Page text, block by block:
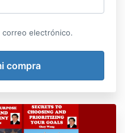
correo electrónico.